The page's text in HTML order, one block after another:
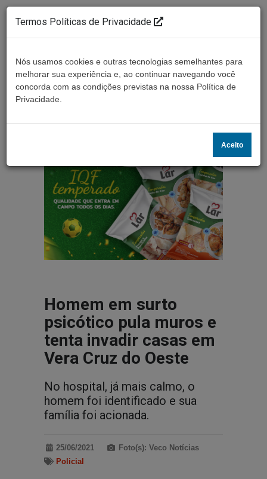
Homem em surto
psicótico pula muros e
tenta invadir casas em
Vera Cruz do Oeste
No hospital, já mais calmo, o
homem foi identificado e sua
família foi acionada.
25/06/2021
Foto(s): Veco Notícias
Policial
Termos Políticas de Privacidade
Nós usamos cookies e outras tecnologias semelhantes para
melhorar sua experiência e, ao continuar navegando você
concorda com as condições previstas na nossa Política de
Privacidade.
Aceito